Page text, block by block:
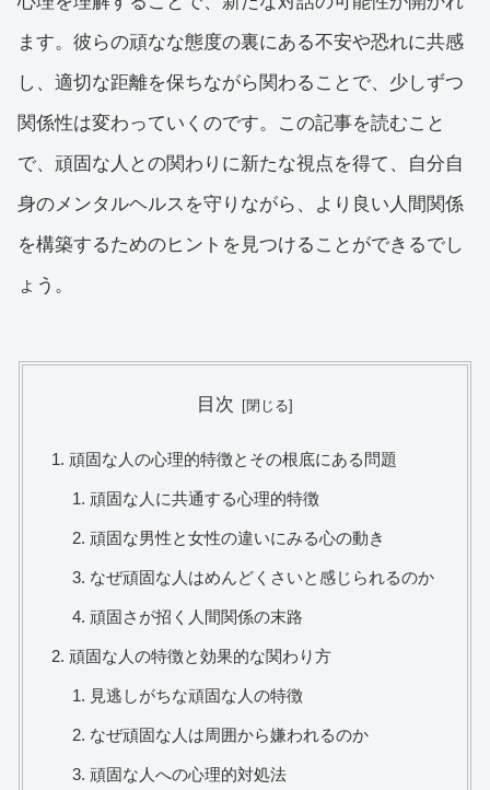
ます。彼らの頑なな態度の裏にある不安や恐れに共感
し、適切な距離を保ちながら関わることで、少しずつ
関係性は変わっていくのです。この記事を読むこと
で、頑固な人との関わりに新たな視点を得て、自分自
身のメンタルヘルスを守りながら、より良い人間関係
を構築するためのヒントを見つけることができるでし
ょう。
目次
頑固な人の心理的特徴とその根底にある問題
頑固な人に共通する心理的特徴
頑固な男性と女性の違いにみる心の動き
なぜ頑固な人はめんどくさいと感じられるのか
頑固さが招く人間関係の末路
頑固な人の特徴と効果的な関わり方
見逃しがちな頑固な人の特徴
なぜ頑固な人は周囲から嫌われるのか
頑固な人への心理的対処法